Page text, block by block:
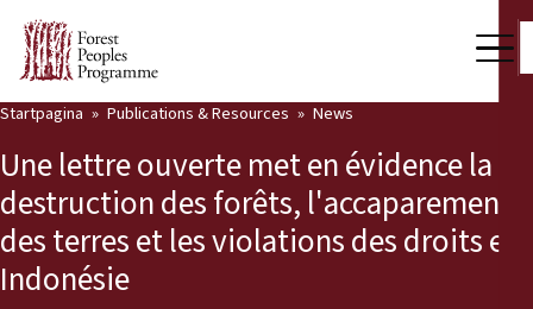
Our Work
Community Voices
Partners & Countries
Latest News
Startpagina Publications & Resources News
Une lettre ouverte met en évidence la
destruction des forêts, l'accaparement
des terres et les violations des droits en
Indonésie